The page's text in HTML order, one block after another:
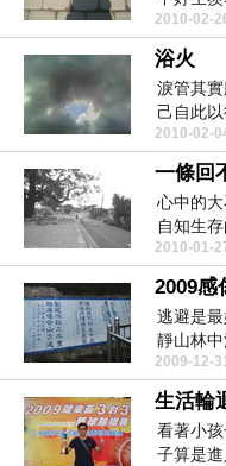
2010-02-
浴火
淚管其
己自此
再次遭受
2010-02-
一條回
心中的
自知生
茫我的坑
2010-01-
2009感
逃避是
靜山林
MONKEY
2009-12-
生活輪
看著小
子算是